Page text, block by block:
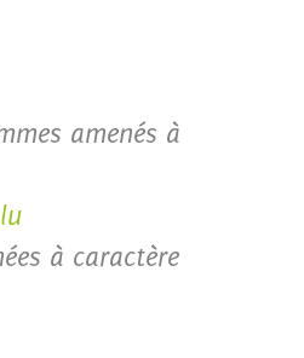
amenés à
à caractère